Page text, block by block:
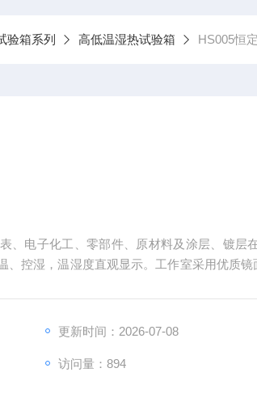
验箱系列 高低温湿热试验箱 HS005恒
、电子化工、零部件、原材料及涂层、镀层在
控湿，温湿度直观显示。工作室采用优质镜
表、电子化工、零部件、原材料及涂层、
更新时间：2026-07-08
访问量：894